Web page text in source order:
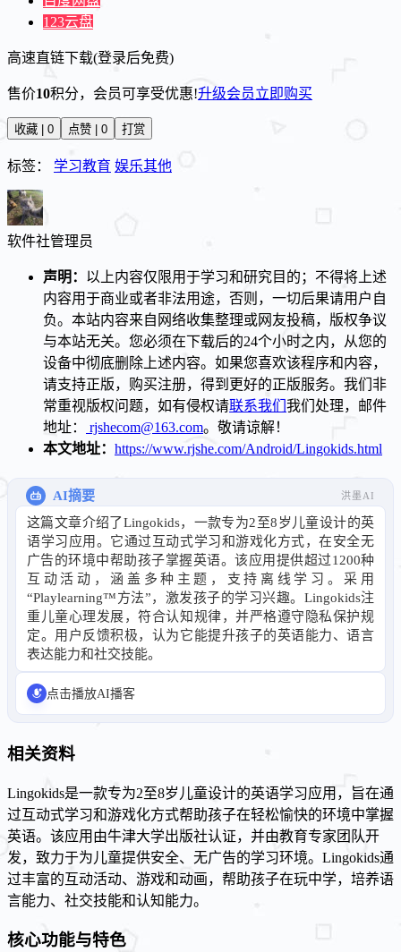
123云盘
高速直链下载(登录后免费)
售价10积分，会员可享受优惠!升级会员立即购买
收藏 | 0 点赞 | 0 打赏
标签： 学习教育 娱乐其他
软件社管理员
声明： 以上内容仅限用于学习和研究目的；不得将上述
内容用于商业或者非法用途，否则，一切后果请用户自
负。本站内容来自网络收集整理或网友投稿，版权争议
与本站无关。您必须在下载后的24个小时之内，从您的
设备中彻底删除上述内容。如果您喜欢该程序和内容，
请支持正版，购买注册，得到更好的正版服务。我们非
常重视版权问题，如有侵权请联系我们 我们处理，邮件
地址：
rjshecom@163.com。敬请谅解！
本文地址： https://www.rjshe.com/Android/Lingokids.html
AI摘要 洪墨AI
这篇文章介绍了Lingokids，一款专为2至8岁儿童设计的英
语学习应用。它通过互动式学习和游戏化方式，在安全无
广告的环境中帮助孩子掌握英语。该应用提供超过1200种
互动活动，涵盖多种主题，支持离线学习。采用
“Playlearning™方法”，激发孩子的学习兴趣。Lingokids注
重儿童心理发展，符合认知规律，并严格遵守隐私保护规
定。用户反馈积极，认为它能提升孩子的英语能力、语言
表达能力和社交技能。
点击播放AI播客
相关资料
Lingokids是一款专为2至8岁儿童设计的英语学习应用，旨在通
过互动式学习和游戏化方式帮助孩子在轻松愉快的环境中掌握
英语。该应用由牛津大学出版社认证，并由教育专家团队开
发，致力于为儿童提供安全、无广告的学习环境。Lingokids通
过丰富的互动活动、游戏和动画，帮助孩子在玩中学，培养语
言能力、社交技能和认知能力。
核心功能与特色